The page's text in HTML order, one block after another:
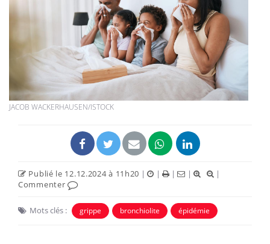
JACOB WACKERHAUSEN/ISTOCK
Publié le 12.12.2024 à 11h20 | | | |
|
Commenter
Mots clés : grippe bronchiolite épidémie